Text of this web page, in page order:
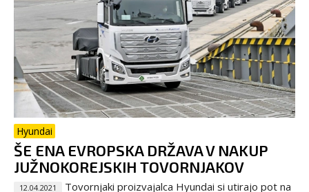
Hyundai
ŠE ENA EVROPSKA DRŽAVA V NAKUP
JUŽNOKOREJSKIH TOVORNJAKOV
12.04.2021 Tovornjaki proizvajalca Hyundai si utirajo pot na